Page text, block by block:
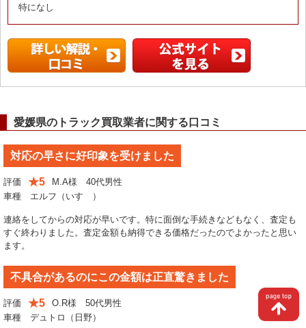
特になし
愛媛県のトラック買取業者に関する口コミ
対応の早さに好印象を受けました
評価 ★5
M.A様 40代男性
車種 エルフ（いすゞ）
連絡をしてからの対応が早いです。特に面倒な手続きなどもなく、査定も
すぐ終わりました。査定金額も納得できる価格だったのでよかったと思い
ます。
不具合があるのにこの金額は正直驚きました
評価 ★5
O.R様 50代男性
車種 デュトロ（日野）